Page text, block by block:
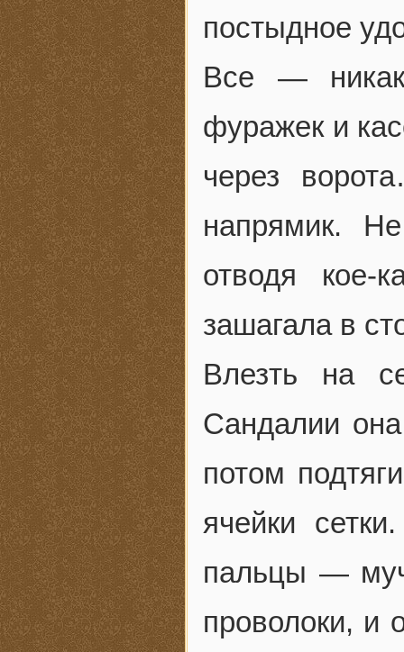
постыдное
Все —
фуражек и
через
напрямик.
отводя кое-
зашагала в
Влезть на
Сандалии
потом
ячейки
пальцы —
проволоки, и